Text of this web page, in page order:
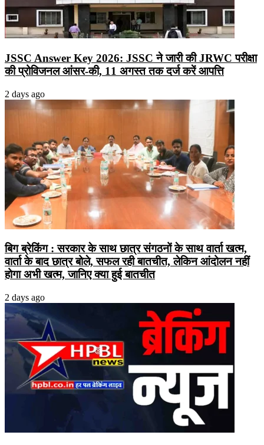
JSSC Answer Key 2026: JSSC ने जारी की JRWC परीक्षा
की प्रोविजनल आंसर-की, 11 अगस्त तक दर्ज करें आपत्ति
2 days ago
बिग ब्रेकिंग : सरकार के साथ छात्र संगठनों के साथ वार्ता खत्म,
वार्ता के बाद छात्र बोले, सफल रही बातचीत, लेकिन आंदोलन नहीं
होगा अभी खत्म, जानिए क्या हुई बातचीत
2 days ago